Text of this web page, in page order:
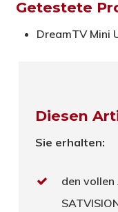
Getestete
DreamTV Mini
Diesen
Sie erhalten:
den